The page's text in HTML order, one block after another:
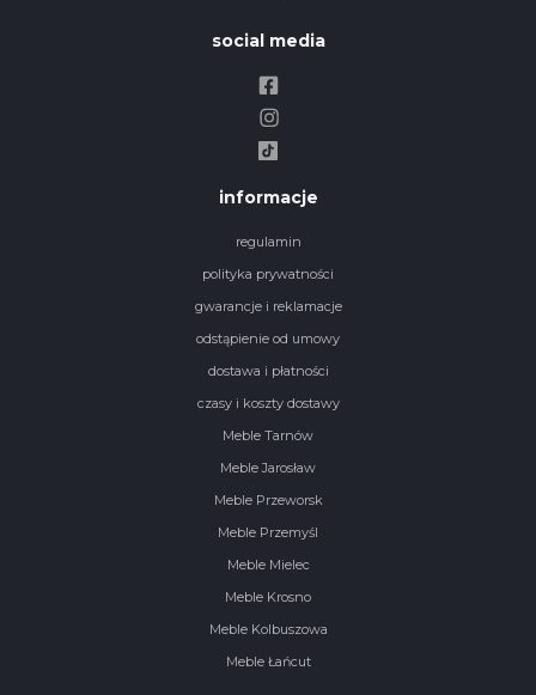
social media
informacje
regulamin
polityka prywatności
gwarancje i reklamacje
odstąpienie od umowy
dostawa i płatności
czasy i koszty dostawy
Meble Tarnów
Meble Jarosław
Meble Przeworsk
Meble Przemyśl
Meble Mielec
Meble Krosno
Meble Kolbuszowa
Meble Łańcut